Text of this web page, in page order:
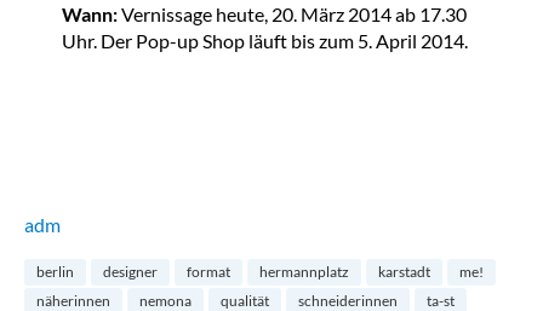
Wann:Vernissage heute, 20. März 2014 ab 17.30
Uhr. Der Pop-up Shop läuft bis zum 5. April 2014.
adm
berlin designer format hermannplatz karstadt
me!
näherinnen
nemona qualität schneiderinnen
ta-st